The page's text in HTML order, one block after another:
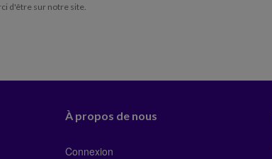
d'être sur notre site.
À propos de nous
Connexion